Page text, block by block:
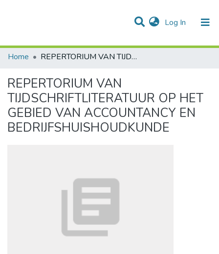
Log In (current)
Communities & Collections
Statistics
All of DSpace
Home
REPERTORIUM VAN TIJDSCHRIFTLITERATUUR OP HET GEBIED VAN ACCOUNTANCY EN BEDRIJFSHUISHOUDKUNDE
REPERTORIUM VAN
TIJDSCHRIFTLITERATUUR OP HET
GEBIED VAN ACCOUNTANCY EN
BEDRIJFSHUISHOUDKUNDE